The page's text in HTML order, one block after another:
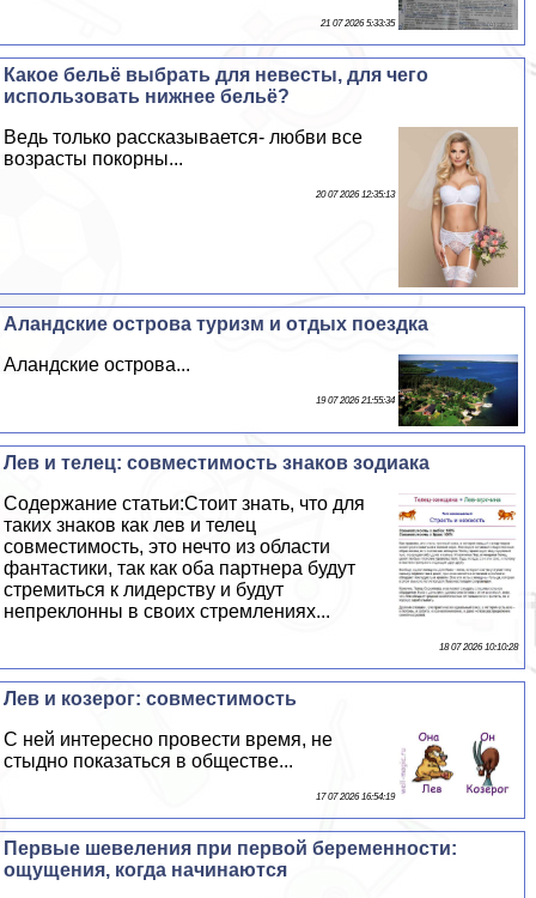
21 07 2026 5:33:35
Какое бельё выбрать для невесты, для чего
использовать нижнее бельё?
Ведь только рассказывается- любви все
возрасты покорны...
20 07 2026 12:35:13
Аландские острова туризм и отдых поездка
Аландские острова...
19 07 2026 21:55:34
Лев и телец: совместимость знаков зодиака
Содержание статьи:Стоит знать, что для
таких знаков как лев и телец
совместимость, это нечто из области
фантастики, так как оба партнера будут
стремиться к лидерству и будут
непреклонны в своих стремлениях...
18 07 2026 10:10:28
Лев и козерог: совместимость
С ней интересно провести время, не
стыдно показаться в обществе...
17 07 2026 16:54:19
Первые шевеления при первой беременности:
ощущения, когда начинаются